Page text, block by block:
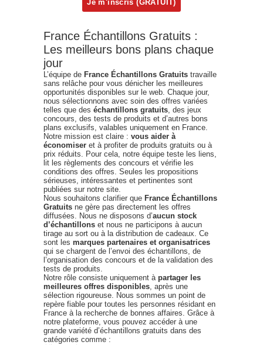
France Échantillons Gratuits :
Les meilleurs bons plans chaque
jour
L’équipe de France Échantillons Gratuits travaille
sans relâche pour vous dénicher les meilleures
opportunités disponibles sur le web. Chaque jour,
nous sélectionnons avec soin des offres variées
telles que des échantillons gratuits , des jeux
concours, des tests de produits et d’autres bons
plans exclusifs, valables uniquement en France.
Notre mission est claire : vous aider à
économiser et à profiter de produits gratuits ou à
prix réduits. Pour cela, notre équipe teste les liens,
lit les règlements des concours et vérifie les
conditions des offres. Seules les propositions
sérieuses, intéressantes et pertinentes sont
publiées sur notre site.
Nous souhaitons clarifier que France Échantillons
Gratuits ne gère pas directement les offres
diffusées. Nous ne disposons d’aucun stock
d’échantillons et nous ne participons à aucun
tirage au sort ou à la distribution de cadeaux. Ce
sont les marques partenaires et organisatrices
qui se chargent de l’envoi des échantillons, de
l’organisation des concours et de la validation des
tests de produits.
Notre rôle consiste uniquement à partager les
meilleures offres disponibles , après une
sélection rigoureuse. Nous sommes un point de
repère fiable pour toutes les personnes résidant en
France à la recherche de bonnes affaires. Grâce à
notre plateforme, vous pouvez accéder à une
grande variété d’échantillons gratuits dans des
catégories comme :